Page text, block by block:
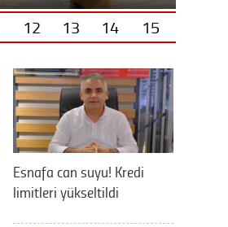
12 13 14 15
Esnafa can suyu! Kredi
limitleri yükseltildi